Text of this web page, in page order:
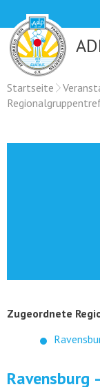
content
Startseite
Zugeordnete
Ravensburg